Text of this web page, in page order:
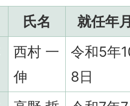
氏名
就任年
西村 一
伸
令和5年
8日